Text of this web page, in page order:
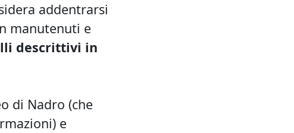
addentrarsi
manutenuti e
descrittivi in
di Nadro (che
e